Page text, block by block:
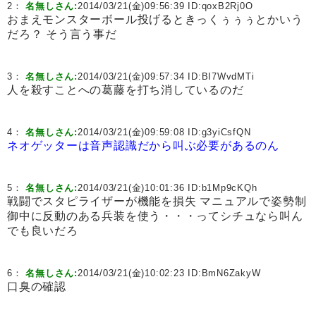
2：名無しさん:2014/03/21(金)09:56:39 ID:qoxB2Rj0O
おまえモンスターボール投げるときっくぅぅぅとかいう
だろ？ そう言う事だ
3：名無しさん:2014/03/21(金)09:57:34 ID: BI7WvdMTi
人を殺すことへの葛藤を打ち消しているのだ
4：名無しさん:2014/03/21(金)09:59:08 ID:g3yiCsfQN
ネオゲッターは音声認識だから叫ぶ必要があるのん
5：名無しさん:2014/03/21(金)10:01:36 ID: b1Mp9cKQh
戦闘でスタピライザーが機能を損失 マニュアルで姿勢制
御中に反動のある兵装を使う・・・ってシチュなら叫ん
でも良いだろ
6：名無しさん:2014/03/21(金)10:02:23 ID: BmN6ZakyW
口臭の確認